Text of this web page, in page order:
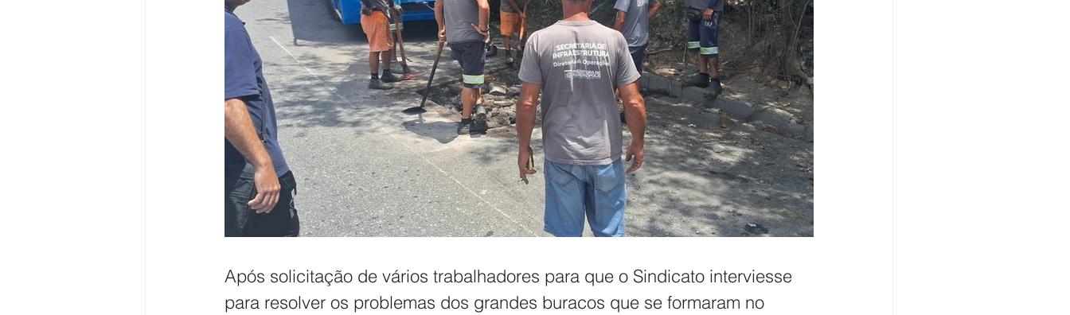
Após solicitação de vários trabalhadores para que o Sindicato interviesse
para resolver os problemas dos grandes buracos que se formaram no